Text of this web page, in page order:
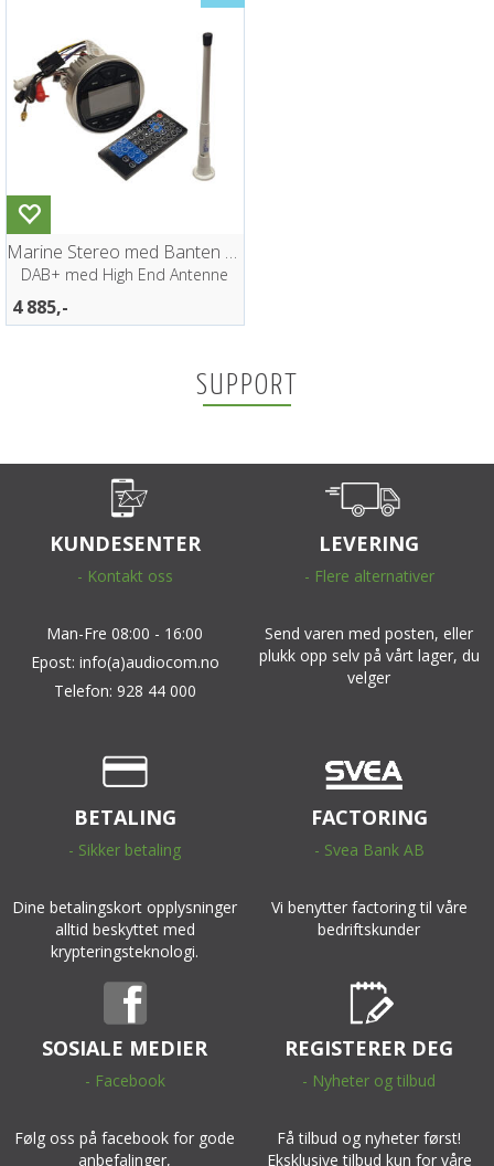
Marine Stereo med Banten Antenne HVIT
DAB+ med High End Antenne
4 885,-
SUPPORT
KUNDESENTER
- Kontakt oss
Man-Fre 08:00 - 16:00
Epost: info(a)audiocom.no
Telefon: 928 44 000
LEVERING
- Flere alternativer
Send varen med posten, eller
plukk opp selv på vårt lager, du
velger
BETALING
- Sikker betaling
Dine betalingskort opplysninger
alltid beskyttet med
krypteringsteknologi.
FACTORING
- Svea Bank AB
Vi benytter factoring til våre
bedriftskunder
SOSIALE MEDIER
- Facebook
Følg oss på facebook for gode
anbefalinger,
REGISTERER DEG
- Nyheter og tilbud
Få tilbud og nyheter først!
Eksklusive tilbud kun for våre